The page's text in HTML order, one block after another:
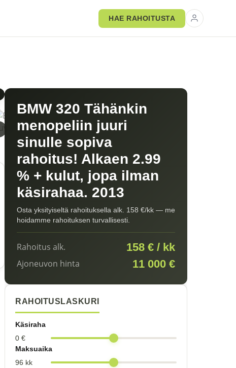
HAE RAHOITUSTA
BMW 320 Tähänkin
menopeliin juuri
sinulle sopiva
rahoitus! Alkaen 2.99
% + kulut, jopa ilman
käsirahaa. 2013
Osta yksityiseltä rahoituksella alk. 158 €/kk — me
hoidamme rahoituksen turvallisesti.
Rahoitus alk. 158 € / kk
Ajoneuvon hinta 11 000 €
RAHOITUSLASKURI
Käsiraha
0 €
Maksuaika
96 kk